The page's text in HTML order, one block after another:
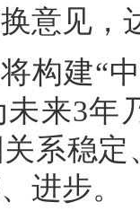
意见，
构建“
来3年
系稳
进步。